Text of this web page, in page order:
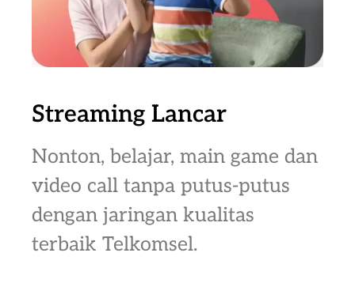
Streaming Lancar
Nonton, belajar, main game dan
video call tanpa putus-putus
dengan jaringan kualitas
terbaik Telkomsel.